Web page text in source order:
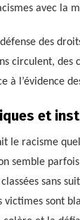
avec la
des
circulent, des
à l’évidence
et
le racisme
semble
sans
victimes sont